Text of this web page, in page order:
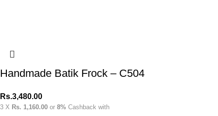
Handmade Batik Frock – C504
Rs.3,480.00
3 X Rs. 1,160.00 or 8% Cashback with